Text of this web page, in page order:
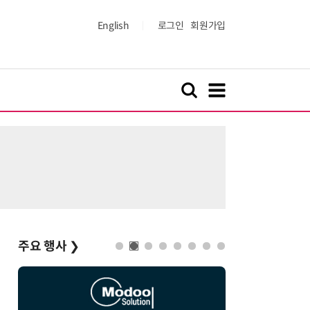
English 로그인 회원가입
주요 행사 ❯